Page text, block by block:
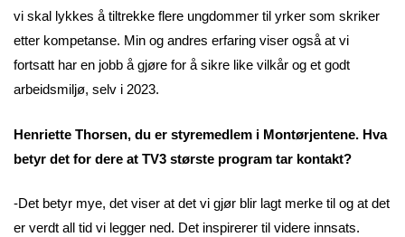
vi skal lykkes å tiltrekke flere ungdommer til yrker som skriker
etter kompetanse. Min og andres erfaring viser også at vi
fortsatt har en jobb å gjøre for å sikre like vilkår og et godt
arbeidsmiljø, selv i 2023.
Henriette Thorsen, du er styremedlem i Montørjentene. Hva
betyr det for dere at TV3 største program tar kontakt?
-Det betyr mye, det viser at det vi gjør blir lagt merke til og at det
er verdt all tid vi legger ned. Det inspirerer til videre innsats.